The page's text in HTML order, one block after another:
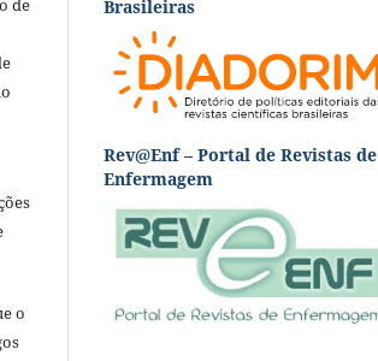
de
o
Brasileiras
Rev@Enf – Portal de Revistas de
Enfermagem